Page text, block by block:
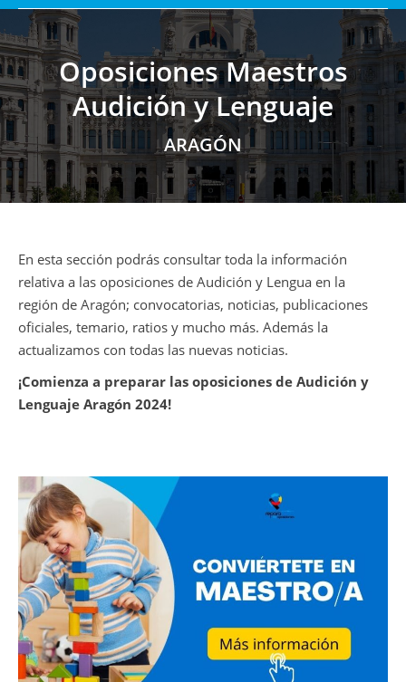
Oposiciones Maestros
Audición y Lenguaje
ARAGÓN
Estás aquí:
En esta sección podrás consultar toda la información
relativa a las oposiciones de Audición y Lengua en la
región de Aragón; convocatorias, noticias, publicaciones
oficiales, temario, ratios y mucho más. Además la
actualizamos con todas las nuevas noticias.
¡Comienza a preparar las oposiciones de Audición y
Lenguaje Aragón 2024!